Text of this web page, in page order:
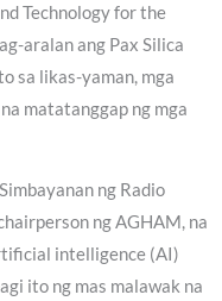
Technology for the
aralan ang Pax Silica
sa likas-yaman, mga
matatanggap ng mga
ng Radio
ng AGHAM, na
intelligence (AI)
ito ng mas malawak na